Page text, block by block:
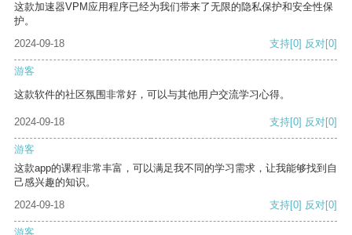
这款加速器VPM应用程序已经为我们带来了无限的隐私保护和安全性保
护。
2024-09-18
支持[0] 反对[0]
游客
这款软件的社区氛围非常好，可以与其他用户交流学习心得。
2024-09-18 支持[0] 反对[0]
游客
这款app的课程非常丰富，可以满足我不同的学习需求，让我能够找到自
己感兴趣的知识。
2024-09-18
支持[0] 反对[0]
游客